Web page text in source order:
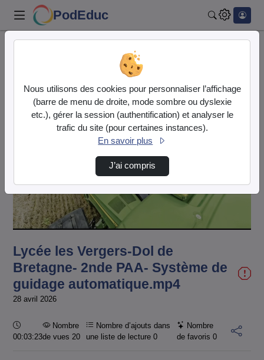
PodEduc
Lycée les Vergers-Dol de Bretagne- 2nde PAA-…
Lire
la
vidéo
Lycée les Vergers-Dol de
Bretagne- 2nde PAA- Système de
guidage automatique.mp4
28 avril 2026
Durée :
00:03:23
Nombre
de vues 20
Nombre d’ajouts dans
une liste de lecture0
Nombre
de favoris 0
Nous utilisons des cookies pour personnaliser l’affichage
(barre de menu de droite, mode sombre ou dyslexie
etc.), gérer la session (authentification) et analyser le
trafic du site (pour certaines instances).
En savoir plus
J’ai compris